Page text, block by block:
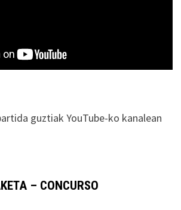
guztiak YouTube-ko kanalean
– CONCURSO